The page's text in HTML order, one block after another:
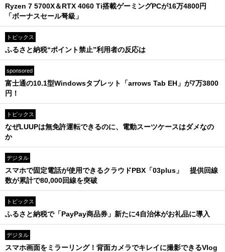
Ryzen 7 5700X＆RTX 4060 Ti搭載ゲーミングPCが16万4800円
「ボーナスセール弩級」
トピックス
ふるさと納税“ポイント禁止”利用者の反応は
sponsored
富士通の10.1型Windowsタブレット「arrows Tab EH」が7万3800
円！
トピックス
なぜLUUPは無免許運転できるのに、電動スーツケースはダメなの
か
デジタル
スマホで固定電話が使用できるクラウドPBX「03plus」 提供回線
数が累計で80,000回線を突破
トピックス
ふるさと納税で「PayPay商品券」新たに4自治体がお礼品に導入
デジタル
スマホ画面をミラーリング！背面カメラでキレイに撮影できるVlog